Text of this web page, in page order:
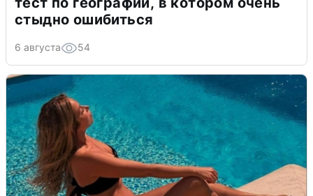
стыдно ошибиться
6 августа 54